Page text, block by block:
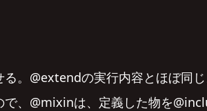
。@extendの実行内容とほぼ同
、@mixinは、定義した物を